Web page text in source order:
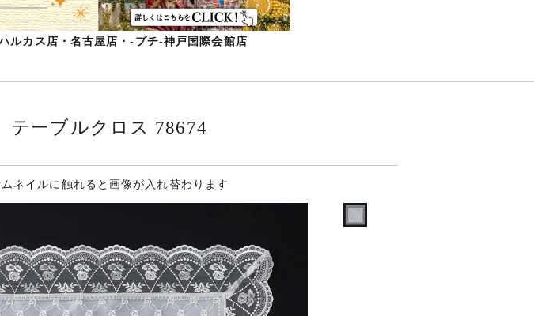
カス店・名古屋店・-プチ-神戸国際会館店
テーブルクロス 78674
ネイルに触れると画像が入れ替わります